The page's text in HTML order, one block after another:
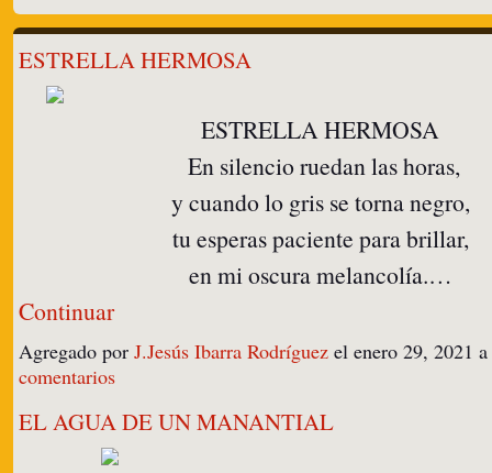
ESTRELLA HERMOSA
ESTRELLA HERMOSA
En silencio ruedan las horas,
y cuando lo gris se torna negro,
tu esperas paciente para brillar,
en mi oscura melancolía.…
Continuar
Agregado por J.Jesús Ibarra Rodríguez el enero 29, 2021
comentarios
EL AGUA DE UN MANANTIAL